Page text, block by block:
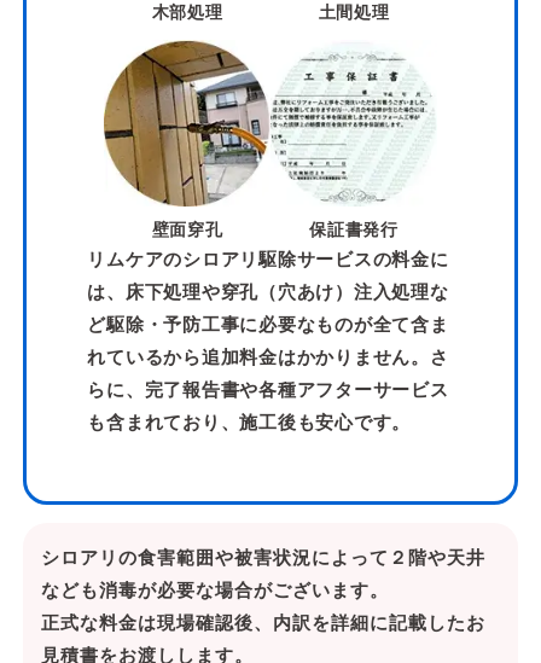
木部処理 土間処理
壁面穿孔 保証書発行
リムケアのシロアリ駆除サービスの料金に
は、床下処理や穿孔（穴あけ）注入処理な
ど駆除・予防工事に必要なものが全て含ま
れているから追加料金はかかりません。さ
らに、完了報告書や各種アフターサービス
も含まれており、施工後も安心です。
シロアリの食害範囲や被害状況によって２階や天井
なども消毒が必要な場合がございます。
正式な料金は現場確認後、内訳を詳細に記載したお
見積書をお渡しします。